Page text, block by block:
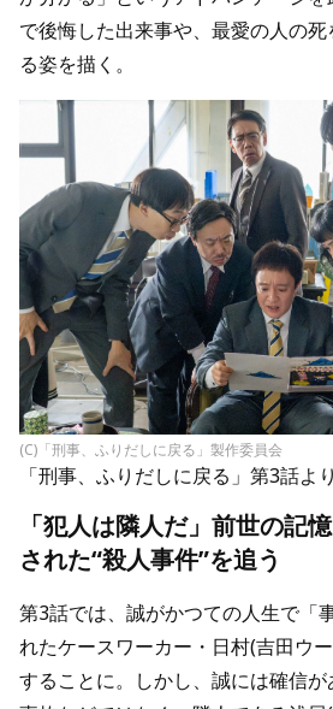
で後悔した出来事や、最愛の人の
る姿を描く。
(C)「刑事、ふりだしに戻る」製作委員会
「刑事、ふりだしに戻る」第3話より
「犯人は隣人だ」前世の記
された“殺人事件”を追う
第3話では、誠がかつての人生で「
れたケースワーカー・日村(吉田ウ
することに。しかし、誠には確信